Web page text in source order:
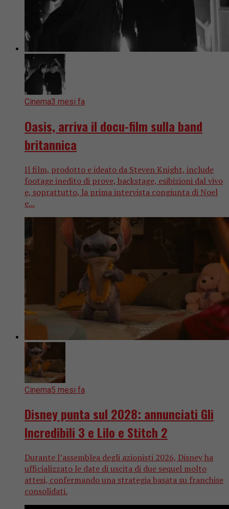
Cinema3 mesi fa
Oasis, arriva il docu-film sulla band
britannica
Il film, prodotto e ideato da Steven Knight, include
footage inedito di prove, backstage, esibizioni dal vivo
e, soprattutto, la prima intervista congiunta di Noel
e...
Cinema5 mesi fa
Disney punta sul 2028: annunciati Gli
Incredibili 3 e Lilo e Stitch 2
Durante l’assemblea degli azionisti 2026, Disney ha
ufficializzato le date di uscita di due sequel molto
attesi, confermando una strategia basata su franchise
consolidati.